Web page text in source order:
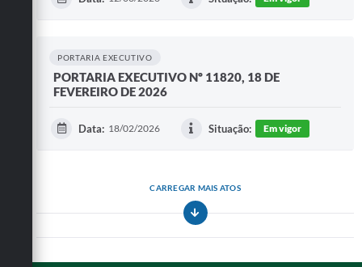
PORTARIA EXECUTIVO
PORTARIA EXECUTIVO Nº 11820, 18 DE
FEVEREIRO DE 2026
Data: 18/02/2026 Situação: Em vigor
CARREGAR MAIS ATOS